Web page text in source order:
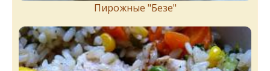
Пирожныe "Бeзe"